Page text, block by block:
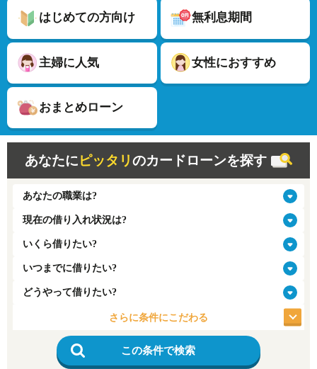
はじめての方向け 無利息期間
主婦に人気 女性におすすめ
おまとめローン
あなたに ピッタリのカードローンを探す
さらに条件にこだわる
この条件で検索